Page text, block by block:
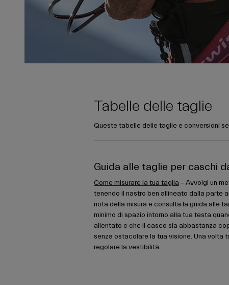
Tabelle delle taglie
Queste tabelle delle taglie e conversioni
Guida alle taglie per caschi
Come misurare la tua taglia – Avvolgi un
tenendo il nastro ben allineato dalla parte
nota della misura e consulta la guida alle
minimo di spazio intorno alla tua testa
allentato e che il casco sia abbastanza
senza ostacolare la tua visione. Una volta
regolare la vestibilità.